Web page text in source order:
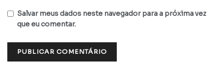
Salvar meus dados neste navegador para a próxima vez
que eu comentar.